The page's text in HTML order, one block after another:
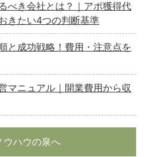
べき会社とは？｜アポ獲得代
きたい4つの判断基準
と成功戦略！費用・注意点を
マニュアル｜開業費用から収
ウハウの泉へ